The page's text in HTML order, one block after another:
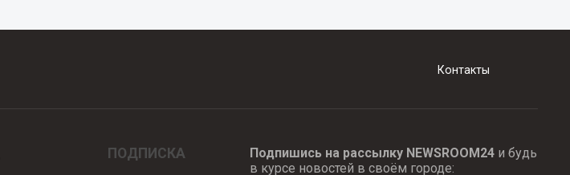
Контакты
ПОДПИСКА Подпишись на рассылку NEWSROOM24и будь
в курсе новостей в своём городе: